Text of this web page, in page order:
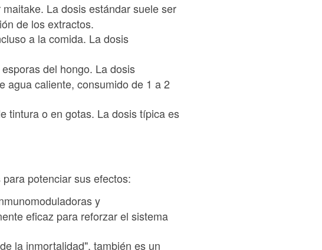
La dosis estándar suele ser
de los extractos.
a la comida. La dosis
del hongo. La dosis
agua caliente, consumido de 1 a 2
tintura o en gotas. La dosis típica es
potenciar sus efectos:
y
eficaz para reforzar el sistema
la inmortalidad", también es un